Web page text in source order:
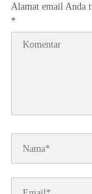
Alamat email Anda
*